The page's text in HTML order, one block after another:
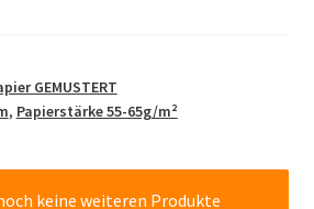
GEMUSTERT
, Papierstärke 55-65g/m²
keine weiteren Produkte